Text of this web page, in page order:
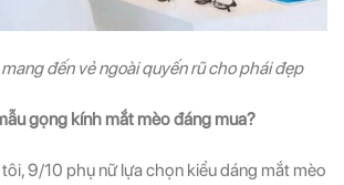
đến vẻ ngoài quyến rũ cho phái đẹp
gọng kính mắt mèo đáng mua?
9/10 phụ nữ lựa chọn kiểu dáng mắt mèo